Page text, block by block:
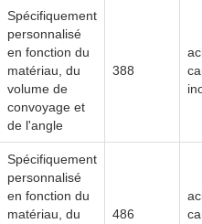
Spécifiquement
personnalisé
en fonction du
matériau, du
volume de
convoyage et
de l'angle
388
Spécifiquement
personnalisé
en fonction du
matériau, du
486